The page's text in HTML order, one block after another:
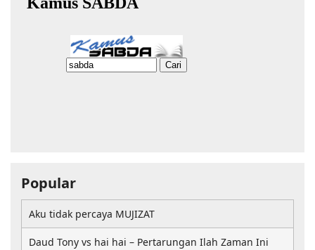
Popular
Aku tidak percaya MUJIZAT
Daud Tony vs hai hai – Pertarungan Ilah Zaman Ini